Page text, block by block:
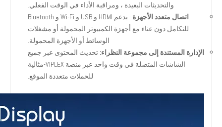
والتحديثات البعيدة ، ومراقبة الأداء في الوقت الفعلي.
اتصال متعدد الأجهزة
: يدعم HDMI و USB و Wi-Fi و Bluetooth
للتكامل دون عناء مع أجهزة الكمبيوتر المحمولة أو مشغلات
الوسائط أو الأجهزة المحمولة.
الإدارة المستندة إلى مجموعة النظراء: تحديث المحتوى عبر جميع
الشاشات المتصلة في وقت واحد عبر منصة VIPLEX-مثالية
للحملات متعددة الموقع.